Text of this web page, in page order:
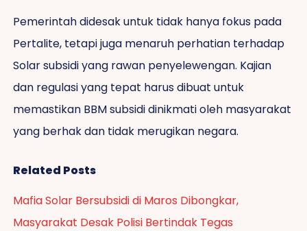
Pemerintah didesak untuk tidak hanya fokus pada
Pertalite, tetapi juga menaruh perhatian terhadap
Solar subsidi yang rawan penyelewengan. Kajian
dan regulasi yang tepat harus dibuat untuk
memastikan BBM subsidi dinikmati oleh masyarakat
yang berhak dan tidak merugikan negara.
Related Posts
Mafia Solar Bersubsidi di Maros Dibongkar,
Masyarakat Desak Polisi Bertindak Tegas